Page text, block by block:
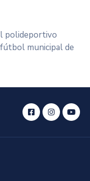
polideportivo
municipal de